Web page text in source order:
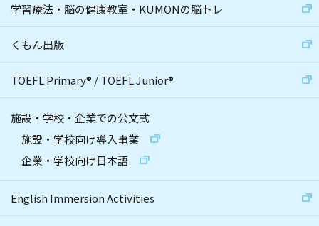
学習療法・脳の健康教室・KUMONの脳トレ
くもん出版
TOEFL Primary® /TOEFL Junior®
施設・学校・企業での公文式
施設・学校向け導入事業
企業・学校向け日本語
English Immersion Activities